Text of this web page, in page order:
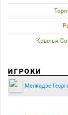
Крылья
ИГРОКИ
Мелкадзе